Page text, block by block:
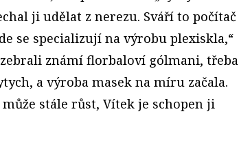
ji udělat z nerezu. Sváří to počítač
se specializují na výrobu plexiskla,“
známí florbaloví gólmani, třeba
a výroba masek na míru začala.
stále růst, Vítek je schopen ji